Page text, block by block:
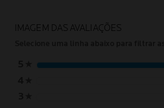
IMAGEM DAS AVALIAÇÕES